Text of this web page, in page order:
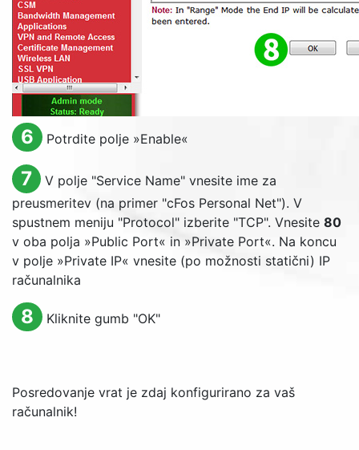
6 Potrdite polje »Enable«
7 V polje "Service Name" vnesite ime za
preusmeritev (na primer "cFos Personal Net"). V
spustnem meniju "Protocol" izberite "TCP". Vnesite 80
v oba polja »Public Port« in »Private Port«. Na koncu
v polje »Private IP« vnesite (po možnosti statični) IP
računalnika
8 Kliknite gumb "OK"
Posredovanje vrat je zdaj konfigurirano za vaš
računalnik!